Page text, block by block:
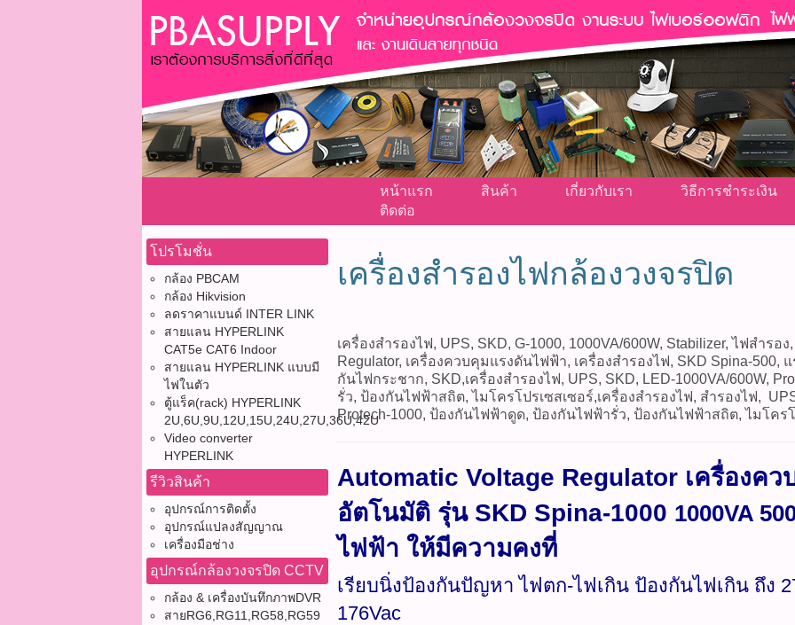
หน้าแรก สินค้า เกี่ยวกับเรา
วิธีการชำระเงิน
ติดต่อ
โปรโมชั่น
กล้อง PBCAM
กล้อง Hikvision
ลดราคาแบนด์ INTER LINK
สายแลน HYPERLINK
CAT5e CAT6 Indoor
สายแลน HYPERLINK แบบมี
ไฟในตัว
ตู้แร็ค(rack) HYPERLINK
2U,6U,9U,12U,15U,24U,27U,36U,42U
Video converter
HYPERLINK
รีวิวสินค้า
อุปกรณ์การติดตั้ง
อุปกรณ์แปลงสัญญาณ
เครื่องมือช่าง
อุปกรณ์กล้องวงจรปิด CCTV
กล้อง & เครื่องบันทึกภาพDVR
สายRG6,RG11,RG58,RG59
เครื่องสำรองไฟกล้องวงจรปิด
เครื่องสำรองไฟ, UPS, SKD, G-1000, 1000VA/600W, Stabilizer, ไฟสำรอ
Regulator, เครื่องควบคุมแรงดันไฟฟ้า, เครื่องสำรองไฟ, SKD Spina-500,
กันไฟกระชาก, SKD,เครื่องสำรองไฟ, UPS, SKD, LED-1000VA/600W,
รั่ว, ป้องกันไฟฟ้าสถิต, ไมโครโปรเซสเซอร์,เครื่องสำรองไฟ, สำรองไฟ,
Protech-1000, ป้องกันไฟฟ้าดูด, ป้องกันไฟฟ้ารั่ว, ป้องกันไฟฟ้าสถิต, ไมโคร
Automatic Voltage Regulator เครื่องค
อัตโนมัติ รุ่น SKD Spina-1000 1000VA
ไฟฟ้า ให้มีความคงที่
เรียบนิ่งป้องกันปัญหา ไฟตก-ไฟเกิน ป้องกันไฟเกิน ถึง
176Vac